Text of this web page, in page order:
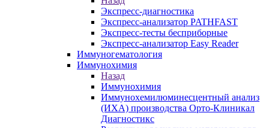
Экспресс-диагностика
Экспресс-анализатор PATHFAST
Экспресс-тесты бесприборные
Экспресс-анализатор Easy Reader
Иммуногематология
Иммунохимия
Назад
Иммунохимия
Иммунохемилюминесцентный анализ
(ИХА) производства Орто-Клиникал
Диагностикс